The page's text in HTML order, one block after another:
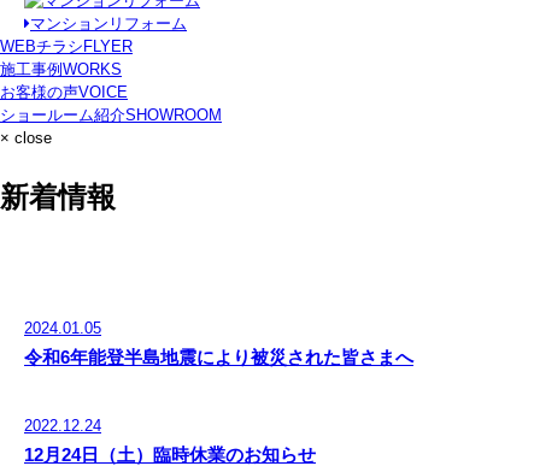
マンションリフォーム
WEBチラシ FLYER
施工事例 WORKS
お客様の声VOICE
ショールーム紹介SHOWROOM
× close
新着情報
2024.01.05
令和6年能登半島地震により被災された皆さまへ
2022.12.24
12月24日（土）臨時休業のお知らせ